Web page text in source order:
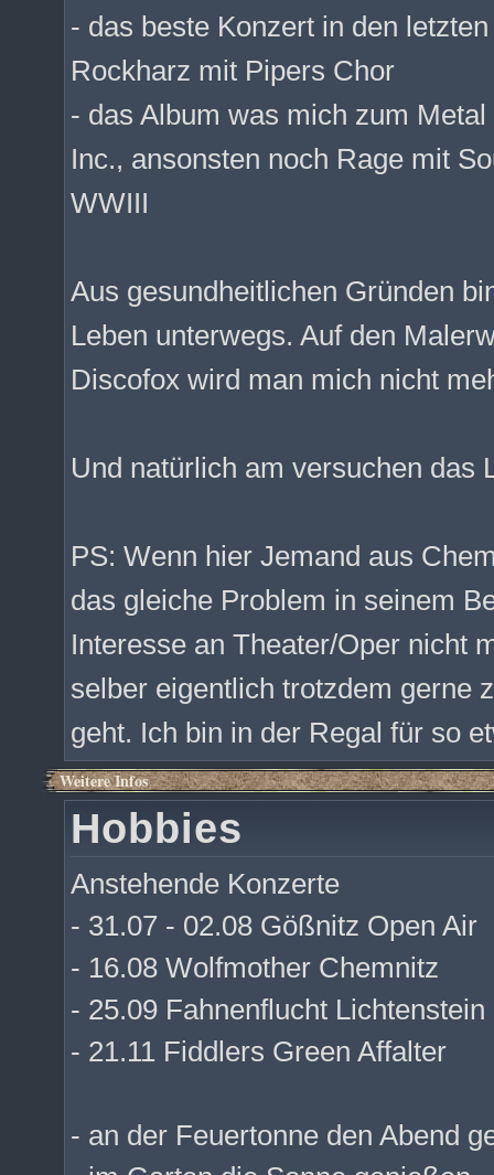
- das beste Konzert in den
Rockharz mit Pipers Chor
- das Album was mich zum
Inc., ansonsten noch Rage mit
WWIII
Aus gesundheitlichen Gründen
Leben unterwegs. Auf den
Discofox wird man mich nicht
Und natürlich am versuchen das
PS: Wenn hier Jemand aus
das gleiche Problem in seinem
Interesse an Theater/Oper nicht
selber eigentlich trotzdem gerne
geht. Ich bin in der Regal für so
Weitere Infos
Hobbies
Anstehende Konzerte
- 31.07 - 02.08 Gößnitz Open Air
- 16.08 Wolfmother Chemnitz
- 25.09 Fahnenflucht Lichtenstein
- 21.11 Fiddlers Green Affalter
- an der Feuertonne den Abend